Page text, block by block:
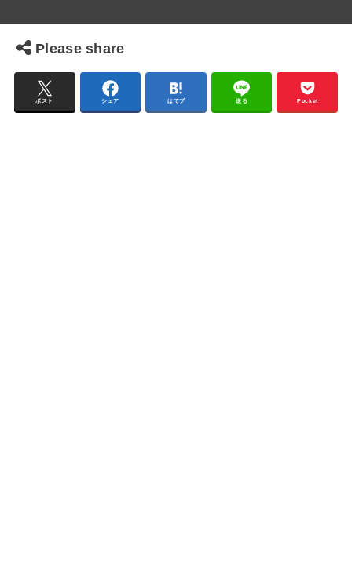
Please share
ポスト シェア はてブ 送る Pocket